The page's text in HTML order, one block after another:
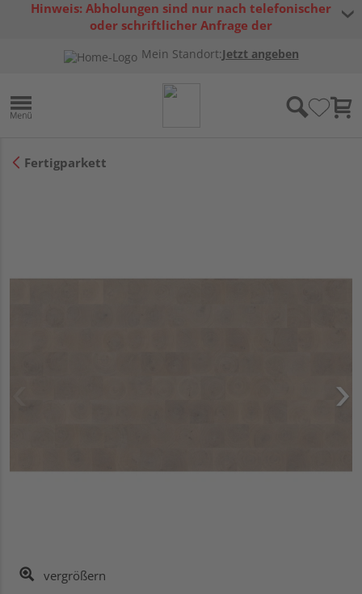
Hinweis: Abholungen sind nur nach telefonischer
oder schriftlicher Anfrage der
Mein Standort:Jetzt angeben
Fertigparkett
vergrößern